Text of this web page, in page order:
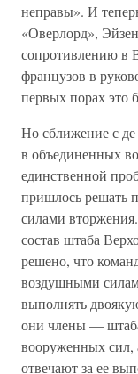
неправы». И
«Оверлорд»,
сопротивлению в
французов в
первых порах это
Но сближение с
в объединенных
единственной
пришлось решать
силами
состав штаба
решено, что
воздушными
выполнять
они члены —
вооруженных сил,
отвечают за ее